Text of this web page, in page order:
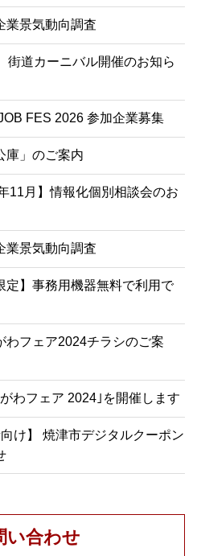
業景気動向調査
道カーニバル開催のお知ら
FES 2026 参加企業募集
庫」のご案内
11月】情報化個別相談会のお
業景気動向調査
定】事務用機器無料で利用で
わフェア2024チラシのご案
わフェア 2024｣を開催します
向け】 焼津市デジタルクーポン
い合わせ